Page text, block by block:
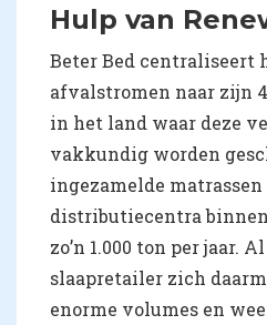
Hulp van
Beter Bed centraliseert
afvalstromen naar zijn
in het land waar deze
vakkundig worden
ingezamelde
distributiecentra
zo’n 1.000 ton per jaar.
slaapretailer zich
enorme volumes en